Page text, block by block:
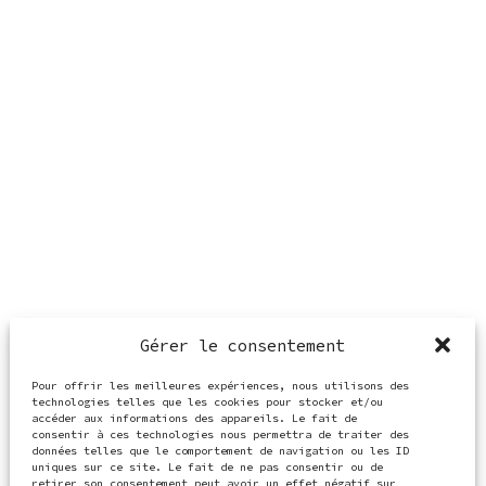
Gérer le consentement
Pour offrir les meilleures expériences, nous utilisons des
technologies telles que les cookies pour stocker et/ou
accéder aux informations des appareils. Le fait de
consentir à ces technologies nous permettra de traiter des
données telles que le comportement de navigation ou les ID
uniques sur ce site. Le fait de ne pas consentir ou de